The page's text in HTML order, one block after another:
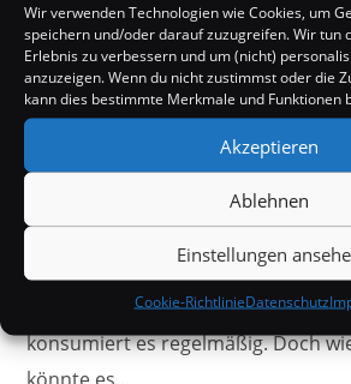
Wir verwenden Technologien wie Cookies, um
speichern und/oder darauf zuzugreifen. Wir tun
Erlebnis zu verbessern und um (nicht)
anzuzeigen. Wenn du nicht zustimmst oder die
kann dies bestimmte Merkmale und Funktionen
Akzeptieren
Ablehnen
Einstellungen
Cookie-RichtlinieDatenschutz
WISSENSCHAFT/WISSENSWERTES
Koffein: Wachmacher
Aging-Effekt?
Koffein: Die mit Abstand am
psychoaktive Substanz weltweit -
Form von Kaffee und Tee. Täglich
von Tassen konsumiert, und ein
erwachsenen Bevölkerung in vielen
konsumiert es regelmäßig. Doch